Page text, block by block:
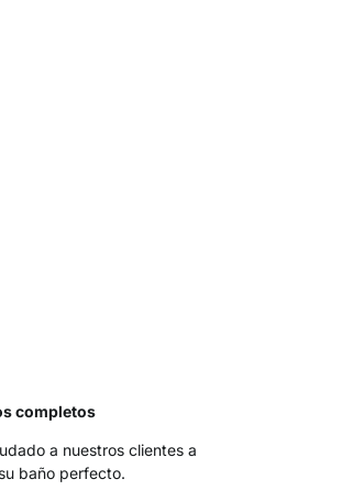
completos
a nuestros clientes a
baño perfecto.